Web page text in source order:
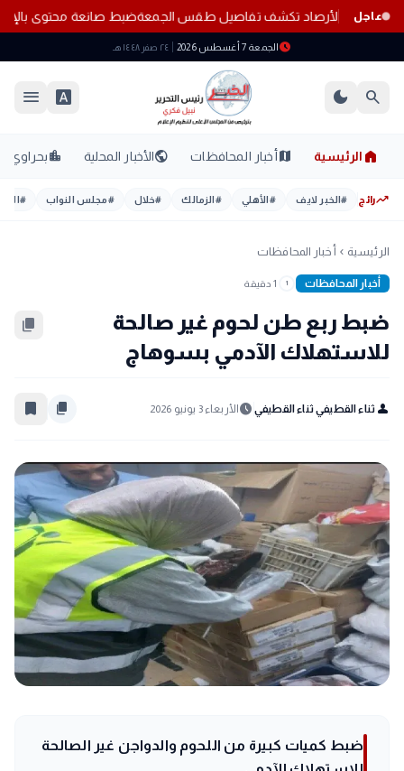
عاجل
هذه المناطق.. الأرصاد تكشف تفاصيل طقس الجمعةضبط صانعة محتوى
scheduleالجمعة 7 أغسطس 2026 ٢٤ صفر ١٤٤٨ هـ
search
dark_mode
font_download
menu
home الرئيسية mapأخبار المحافظات publicالأخبار المحلية location_cityبحراوي
trending_upرائج #الخبر لايف #الأهلي #الزمالك #خلال #مجلس النواب #
الرئيسية chevron_left أخبار المحافظات
أخبار المحافظات 1 1 دقيقة
ضبط ربع طن لحوم غير صالحة
للاستهلاك الآدمي بسوهاج
content_copy
person ثناء القطيفي ثناء القطيفي schedule الأربعاء 3 يونيو 2026 content_copy
bookmark_border
ضبط كميات كبيرة من اللحوم والدواجن غير الصالحة